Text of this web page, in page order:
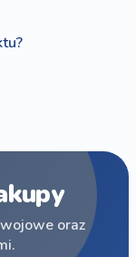
oraz